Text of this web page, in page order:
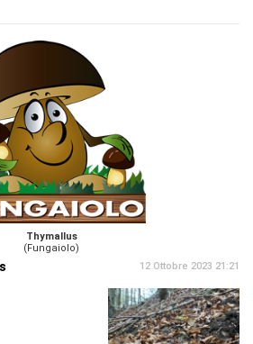
Thymallus
(Fungaiolo)
12 Ottobre 2023 21:21